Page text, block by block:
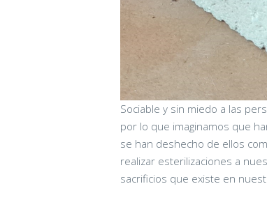
Sociable y sin miedo a las
por lo que imaginamos que
se han deshecho de ellos
realizar esterilizaciones a
sacrificios que existe en